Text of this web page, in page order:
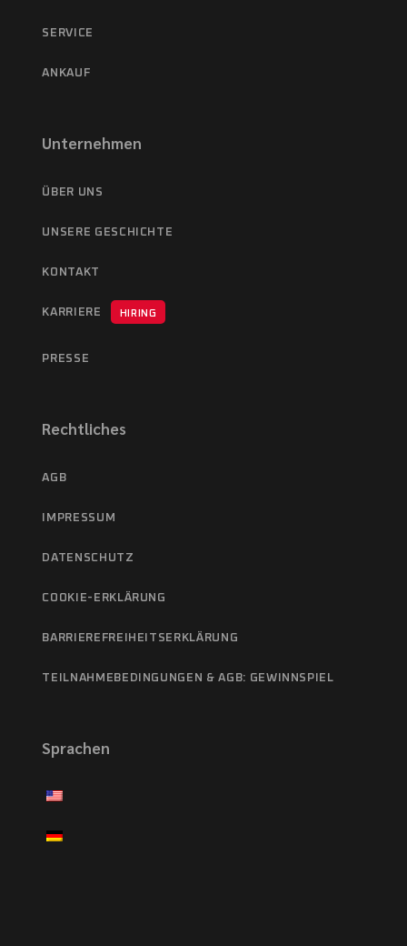
SERVICE
ANKAUF
Unternehmen
ÜBER UNS
UNSERE GESCHICHTE
KONTAKT
KARRIERE HIRING
PRESSE
Rechtliches
AGB
IMPRESSUM
DATENSCHUTZ
COOKIE-ERKLÄRUNG
BARRIEREFREIHEITSERKLÄRUNG
TEILNAHMEBEDINGUNGEN & AGB: GEWINNSPIEL
Sprachen